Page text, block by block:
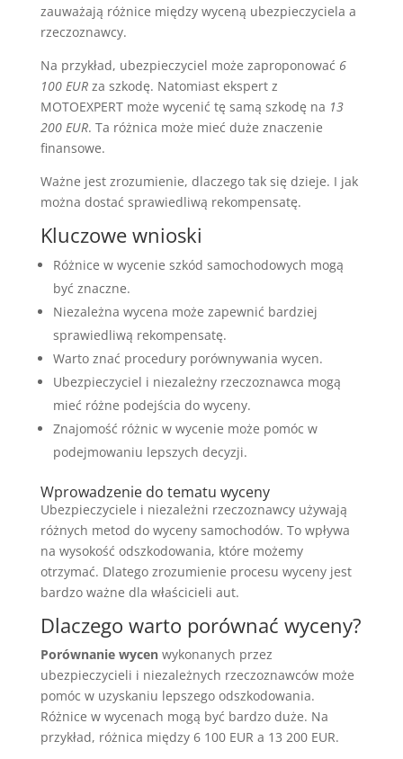
zauważają różnice między wyceną ubezpieczyciela a
rzeczoznawcy.
Na przykład, ubezpieczyciel może zaproponować 6
100 EURza szkodę. Natomiast ekspert z
MOTOEXPERT może wycenić tę samą szkodę na 13
200 EUR. Ta różnica może mieć duże znaczenie
finansowe.
Ważne jest zrozumienie, dlaczego tak się dzieje. I jak
można dostać sprawiedliwą rekompensatę.
Kluczowe wnioski
Różnice w wycenie szkód samochodowych mogą
być znaczne.
Niezależna wycena może zapewnić bardziej
sprawiedliwą rekompensatę.
Warto znać procedury porównywania wycen.
Ubezpieczyciel i niezależny rzeczoznawca mogą
mieć różne podejścia do wyceny.
Znajomość różnic w wycenie może pomóc w
podejmowaniu lepszych decyzji.
Wprowadzenie do tematu wyceny
Ubezpieczyciele i niezależni rzeczoznawcy używają
różnych metod do wyceny samochodów. To wpływa
na wysokość odszkodowania, które możemy
otrzymać. Dlatego zrozumienie procesu wyceny jest
bardzo ważne dla właścicieli aut.
Dlaczego warto porównać wyceny?
Porównanie wycenwykonanych przez
ubezpieczycieli i niezależnych rzeczoznawców może
pomóc w uzyskaniu lepszego odszkodowania.
Różnice w wycenach mogą być bardzo duże. Na
przykład, różnica między 6 100 EUR a 13 200 EUR.